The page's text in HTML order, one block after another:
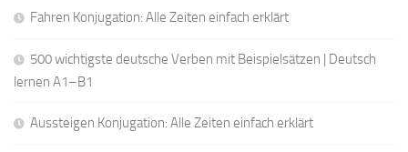
Fahren Konjugation: Alle Zeiten einfach erklärt
500 wichtigste deutsche Verben mit Beispielsätzen | Deutsch
lernen A1–B1
Aussteigen Konjugation: Alle Zeiten einfach erklärt